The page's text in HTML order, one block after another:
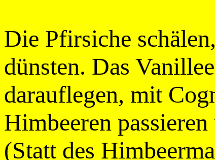
Die Pfirsiche
dünsten. Das
darauflegen, mit
Himbeeren
(Statt des